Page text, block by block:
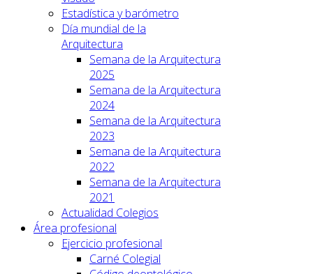
Estadística y barómetro
Día mundial de la
Arquitectura
Semana de la Arquitectura
2025
Semana de la Arquitectura
2024
Semana de la Arquitectura
2023
Semana de la Arquitectura
2022
Semana de la Arquitectura
2021
Actualidad Colegios
Área profesional
Ejercicio profesional
Carné Colegial